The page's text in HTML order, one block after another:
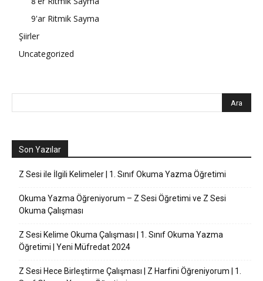
9'ar Ritmik Sayma
Şiirler
Uncategorized
Son Yazılar
Z Sesi ile İlgili Kelimeler | 1. Sınıf Okuma Yazma Öğretimi
Okuma Yazma Öğreniyorum – Z Sesi Öğretimi ve Z Sesi
Okuma Çalışması
Z Sesi Kelime Okuma Çalışması | 1. Sınıf Okuma Yazma
Öğretimi | Yeni Müfredat 2024
Z Sesi Hece Birleştirme Çalışması | Z Harfini Öğreniyorum | 1.